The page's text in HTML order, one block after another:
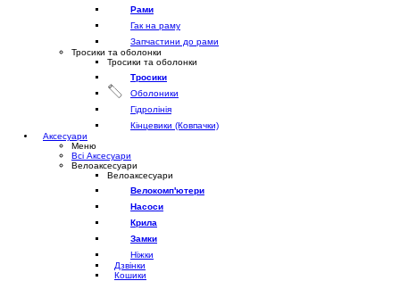
Рами
Гак на раму
Запчастини до рами
Тросики та оболонки
Тросики та оболонки
Тросики
Оболоники
Гідролінія
Кінцевики (Ковпачки)
Аксесуари
Меню
Всі Аксесуари
Велоаксесуари
Велоаксесуари
Велокомп'ютери
Насоси
Крила
Замки
Ніжки
Дзвінки
Кошики